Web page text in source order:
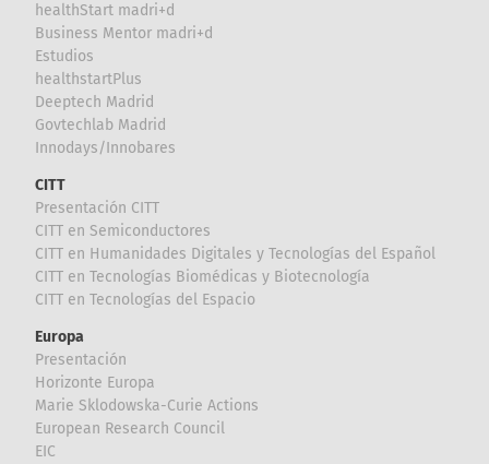
healthStart madri+d
Business Mentor madri+d
Estudios
healthstartPlus
Deeptech Madrid
Govtechlab Madrid
Innodays/Innobares
CITT
Presentación CITT
CITT en Semiconductores
CITT en Humanidades Digitales y Tecnologías del Español
CITT en Tecnologías Biomédicas y Biotecnología
CITT en Tecnologías del Espacio
Europa
Presentación
Horizonte Europa
Marie Sklodowska-Curie Actions
European Research Council
EIC